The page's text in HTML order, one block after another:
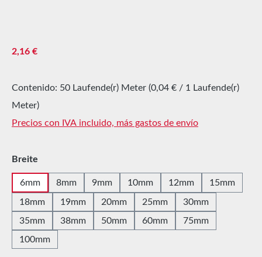
Precio normal:
2,16 €
Contenido: 50 Laufende(r) Meter (0,04 € / 1 Laufende(r)
Meter)
Precios con IVA incluido, más gastos de envío
Seleccione
Breite
6mm 8mm 9mm 10mm 12mm 15mm
18mm 19mm 20mm 25mm
30mm
35mm
38mm 50mm 60mm
75mm
100mm